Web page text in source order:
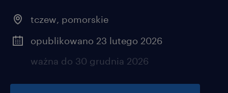
tczew, pomorskie
opublikowano 23 lutego 2026
ważna do 30 grudnia 2026